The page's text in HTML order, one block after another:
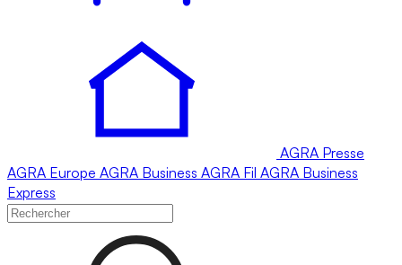
AGRA Presse
AGRA Europe AGRA Business AGRA Fil AGRA Business
Express